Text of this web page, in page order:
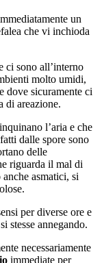
un
che vi inchioda
ci sono all’interno
molto umidi,
dove sicuramente ci
di areazione.
l’aria e che
dalle spore sono
delle
riguarda il mal di
asmatici, si
per diverse ore e
stesse annegando.
necessariamente
immediate per